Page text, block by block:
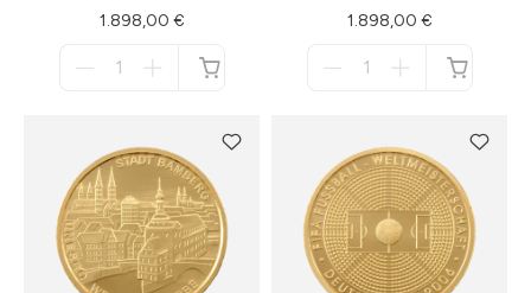
1.898,00 €
1.898,00 €